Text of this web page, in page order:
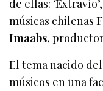
de ellas:
músicas chilenas
Imaabs,
El tema nacido
músicos en una